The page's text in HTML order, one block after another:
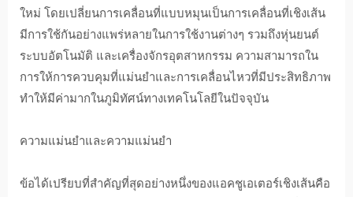
ใหม่ โดยเปลี่ยนการเคลื่อนที่แบบหมุนเป็นการเคลื่อนที่เชิงเส้น
มีการใช้กันอย่างแพร่หลายในการใช้งานต่างๆ รวมถึงหุ่นยนต์
ระบบอัตโนมัติ และเครื่องจักรอุตสาหกรรม ความสามารถใน
การให้การควบคุมที่แม่นยําและการเคลื่อนไหวที่มีประสิทธิภาพ
ทําให้มีค่ามากในภูมิทัศน์ทางเทคโนโลยีในปัจจุบัน
ความแม่นยําและความแม่นยํา
ข้อได้เปรียบที่สําคัญที่สุดอย่างหนึ่งของแอคชูเอเตอร์เชิงเส้นคือ